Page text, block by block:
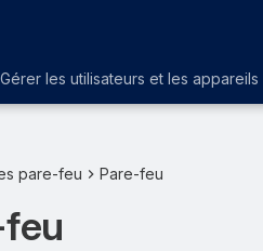
Gérer les utilisateurs et les appareils
pare-feu Pare-feu